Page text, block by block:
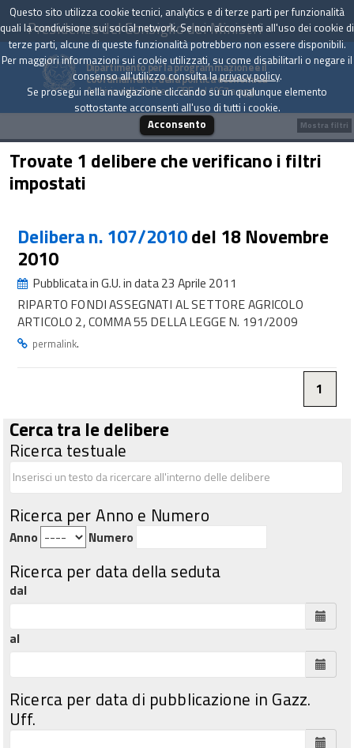
Presidenza del Consiglio dei Ministri
Dipartimento per la programmazione e il
coordinamento della politica economica
Archivio delle Delibere CIPE dal 1967 a oggi
Trovate 1 delibere che verificano i filtri
impostati
Delibera n. 107/2010del 18 Novembre
2010
Pubblicata in G.U. in data 23 Aprile 2011
RIPARTO FONDI ASSEGNATI AL SETTORE AGRICOLO
ARTICOLO 2, COMMA 55 DELLA LEGGE N. 191/2009
permalink.
1
Cerca tra le delibere
Ricerca testuale
Ricerca per Anno e Numero
Anno Numero
Ricerca per data della seduta
dal
al
Ricerca per data di pubblicazione in Gazz.
Uff.
Mostra filtri
Questo sito utilizza cookie tecnici, analytics e di terze parti per funzionalità
quali la condivisione sui social network. Se non acconsenti all'uso dei cookie di
terze parti, alcune di queste funzionalità potrebbero non essere disponibili.
Per maggiori informazioni sui cookie utilizzati, su come disabilitarli o negare il
consenso all'utilizzo consulta laprivacy policy.
Se prosegui nella navigazione cliccando su un qualunque elemento
sottostante acconsenti all'uso di tutti i cookie.
Acconsento